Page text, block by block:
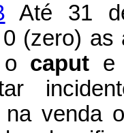
Até 31
(zero) as
caput e
na venda